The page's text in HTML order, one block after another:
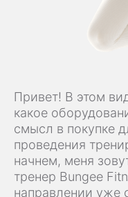
Привет! В этом
какое
смысл в покупке
проведения
начнем, меня
тренер Bungee
направлении уже